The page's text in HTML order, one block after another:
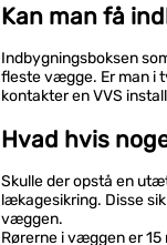
Kan man få
Indbygningsboksen
fleste vægge. Er man i
kontakter en VVS
Hvad hvis
Skulle der opstå en
lækagesikring. Disse
væggen.
Rørerne i væggen er